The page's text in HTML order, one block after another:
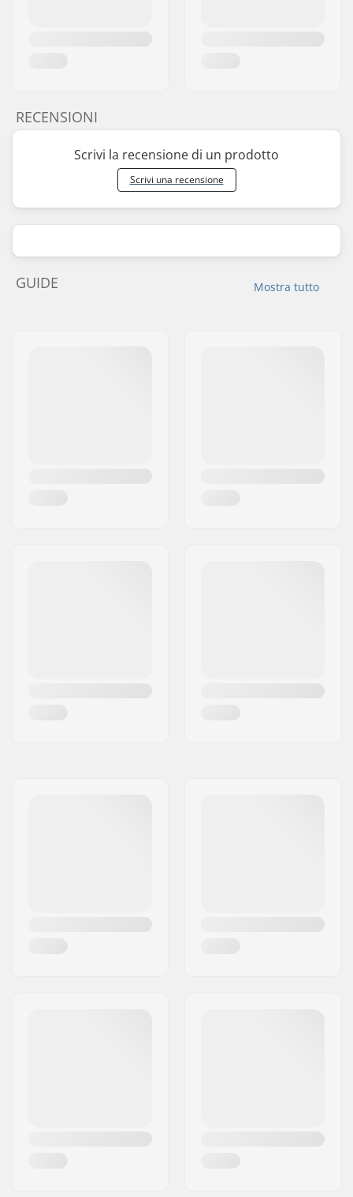
RECENSIONI
Scrivi la recensione di un prodotto
Scrivi una recensione
Mostra tutto
GUIDE